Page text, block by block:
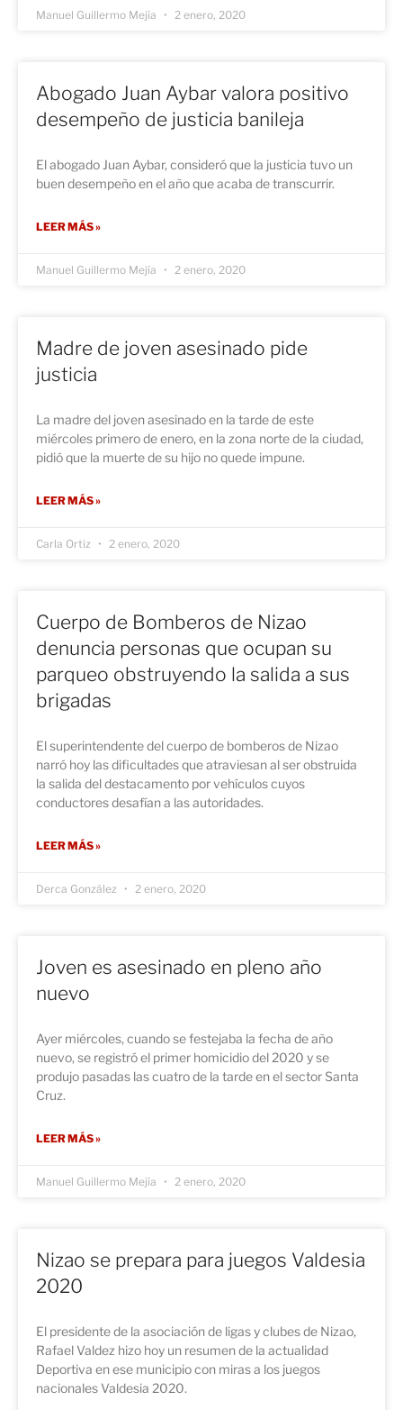
Manuel Guillermo Mejía 2 enero, 2020
Abogado Juan Aybar valora positivo
desempeño de justicia banileja
El abogado Juan Aybar, consideró que la justicia tuvo un
buen desempeño en el año que acaba de transcurrir.
LEER MÁS »
Manuel Guillermo Mejía 2 enero, 2020
Madre de joven asesinado pide
justicia
La madre del joven asesinado en la tarde de este
miércoles primero de enero, en la zona norte de la ciudad,
pidió que la muerte de su hijo no quede impune.
LEER MÁS »
Carla Ortiz 2 enero, 2020
Cuerpo de Bomberos de Nizao
denuncia personas que ocupan su
parqueo obstruyendo la salida a sus
brigadas
El superintendente del cuerpo de bomberos de Nizao
narró hoy las dificultades que atraviesan al ser obstruida
la salida del destacamento por vehículos cuyos
conductores desafían a las autoridades.
LEER MÁS »
Derca González 2 enero, 2020
Joven es asesinado en pleno año
nuevo
Ayer miércoles, cuando se festejaba la fecha de año
nuevo, se registró el primer homicidio del 2020 y se
produjo pasadas las cuatro de la tarde en el sector Santa
Cruz.
LEER MÁS »
Manuel Guillermo Mejía 2 enero, 2020
Nizao se prepara para juegos Valdesia
2020
El presidente de la asociación de ligas y clubes de Nizao,
Rafael Valdez hizo hoy un resumen de la actualidad
Deportiva en ese municipio con miras a los juegos
nacionales Valdesia 2020.